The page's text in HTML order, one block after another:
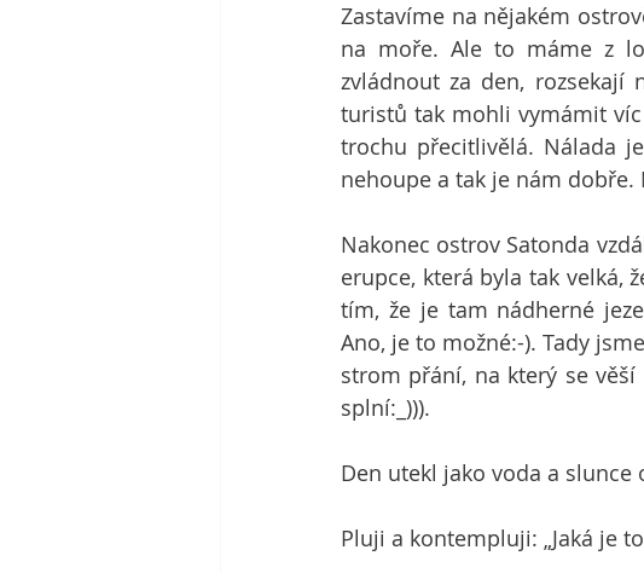
Zastavíme na nějakém
na moře. Ale to máme z
zvládnout za den,
turistů tak mohli vymámit
trochu přecitlivělá. Nálada
nehoupe a tak je nám
Nakonec ostrov Satonda
erupce, která byla tak velká,
tím, že je tam nádherné
Ano, je to možné:-). Tady
strom přání, na který se
splní:_))).
Den utekl jako voda a slunce
Pluji a kontempluji: „Jaká je